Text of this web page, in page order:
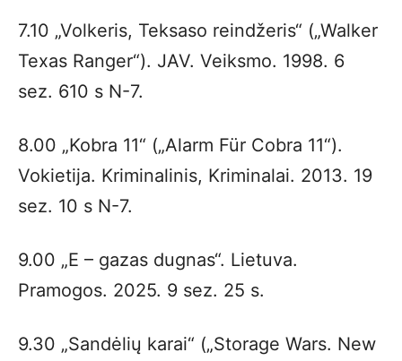
7.10 „Volkeris, Teksaso reindžeris“ („Walker
Texas Ranger“). JAV. Veiksmo. 1998. 6
sez. 610 s N-7.
8.00 „Kobra 11“ („Alarm Für Cobra 11“).
Vokietija. Kriminalinis, Kriminalai. 2013. 19
sez. 10 s N-7.
9.00 „E – gazas dugnas“. Lietuva.
Pramogos. 2025. 9 sez. 25 s.
9.30 „Sandėlių karai“ („Storage Wars. New